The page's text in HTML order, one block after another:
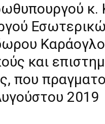
κ.
και
που
2019